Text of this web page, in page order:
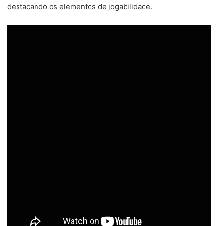
destacando os elementos de jogabilidade.